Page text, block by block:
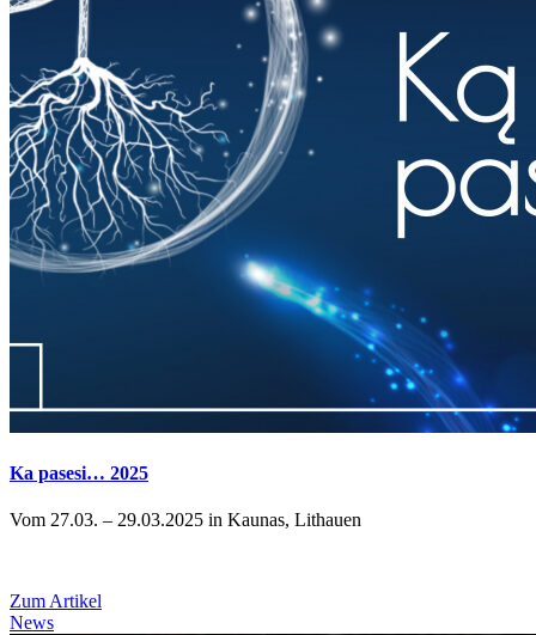
Ka pasesi… 2025
Vom 27.03. – 29.03.2025 in Kaunas, Lithauen
Zum Artikel
News